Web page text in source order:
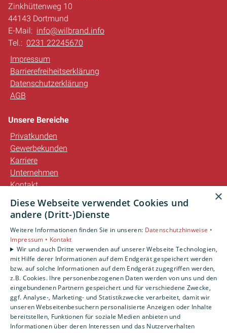
Zinkhüttenweg 10
44143 Dortmund
E-Mail: info@wilbrand.info
Tel.: 0231 22245670
Impressum
Barrierefreiheitserklärung
Datenschutzerklärung
AGB
Unsere Bereiche
Privatkunden
Gewerbekunden
Karriere
Unternehmen
Kontakt
×
Diese Webseite verwendet Cookies und
andere (Dritt-)Dienste
Weitere Informationen finden Sie in unseren: Datenschutzhinweise •
Impressum • Kontakt
Wir und auch Dritte verwenden auf unserer Webseite Technologien,
mit Hilfe derer Informationen auf dem Endgerät gespeichert werden
bzw. auf solche Informationen auf dem Endgerät zugegriffen werden,
z.B. Cookies. Ihre personenbezogenen Daten werden von uns und den
eingebundenen Partnern gespeichert und für verschiedene Zwecke,
ggf. Analyse-, Marketing- und Statistikzwecke verarbeitet, damit wir
unseren Webseitenbesuchern personalisierte Anzeigen oder Inhalte
bereitstellen, Funktionen für soziale Medien anbieten und
Informationen über deren Interessen und das Nutzerverhalten